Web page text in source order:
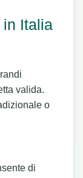
Italia
valida.
o
di